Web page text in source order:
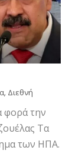
, Διεθνή
φορά την
Τα
των ΗΠΑ.